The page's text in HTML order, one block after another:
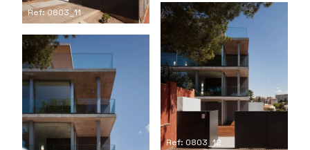
Ref: 0803_11
Ref: 0803_12